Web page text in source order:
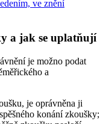
ve znění
a jak se uplatňují
je možno podat
a
je oprávněna ji
konání zkoušky;